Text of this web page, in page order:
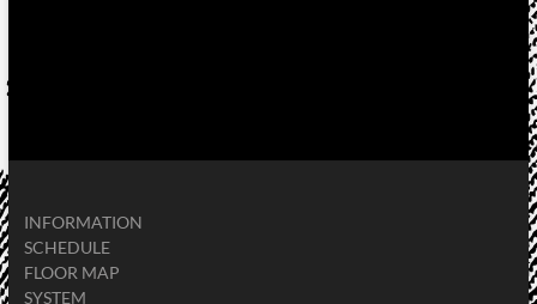
INFORMATION
SCHEDULE
FLOOR MAP
SYSTEM